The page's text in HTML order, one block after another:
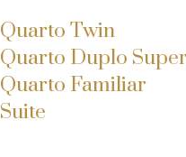
Quarto Twin
Quarto Duplo
Quarto Familiar
Suite